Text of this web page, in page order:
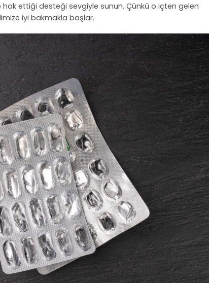
ettiği desteği sevgiyle sunun. Çünkü o içten gelen
iyi bakmakla başlar.